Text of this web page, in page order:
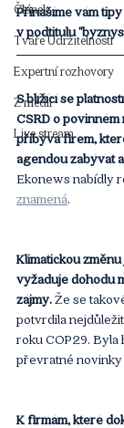
Článek
Tváře Udržitelnosti
Expertní rozhovory
Z médií
Live stream
Přinášíme vám
v podtitulu
S blížící se
CSRD o
přibývá firem,
agendou zabývat
Ekonews nabídly
znamená.
Klimatickou
vyžaduje dohodu
zájmy. Že se
potvrdila
roku COP29. Byla
převratné novinky
K firmám, které